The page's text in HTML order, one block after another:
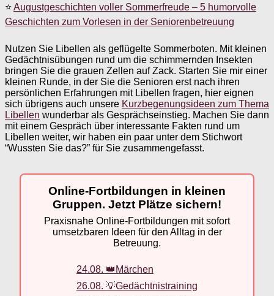
⭐ Augustgeschichten voller Sommerfreude – 5 humorvolle
Geschichten zum Vorlesen in der Seniorenbetreuung
Nutzen Sie Libellen als geflügelte Sommerboten. Mit kleinen
Gedächtnisübungen rund um die schimmernden Insekten
bringen Sie die grauen Zellen auf Zack. Starten Sie mir einer
kleinen Runde, in der Sie die Senioren erst nach ihren
persönlichen Erfahrungen mit Libellen fragen, hier eignen
sich übrigens auch unsere Kurzbegenungsideen zum Thema
Libellen wunderbar als Gesprächseinstieg. Machen Sie dann
mit einem Gespräch über interessante Fakten rund um
Libellen weiter, wir haben ein paar unter dem Stichwort
“Wussten Sie das?” für Sie zusammengefasst.
Online-Fortbildungen in kleinen
Gruppen. Jetzt Plätze sichern!
Praxisnahe Online-Fortbildungen mit sofort
umsetzbaren Ideen für den Alltag in der
Betreuung.
24.08. 👑Märchen
26.08. 💡Gedächtnistraining